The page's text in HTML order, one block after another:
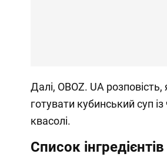
Далі, OBOZ. UA
готувати кубинський суп із
квасолі.
Список інгредієнтів